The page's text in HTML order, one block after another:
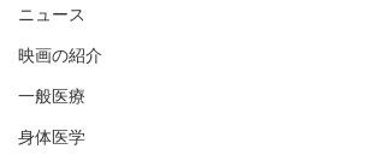
ニュース
映画の紹介
一般医療
身体医学